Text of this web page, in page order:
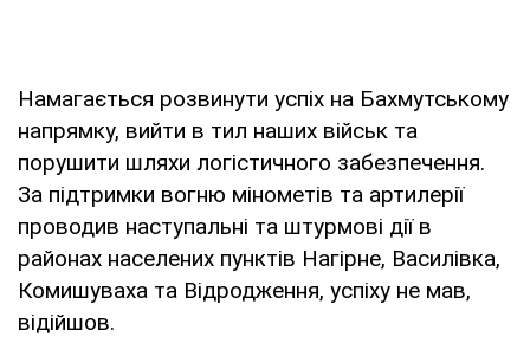
Намагається розвинути успіх на Бахмутському
напрямку, вийти в тил наших військ та
порушити шляхи логістичного забезпечення.
За підтримки вогню мінометів та артилерії
проводив наступальні та штурмові дії в
районах населених пунктів Нагірне, Василівка,
Комишуваха та Відродження, успіху не мав,
відійшов.